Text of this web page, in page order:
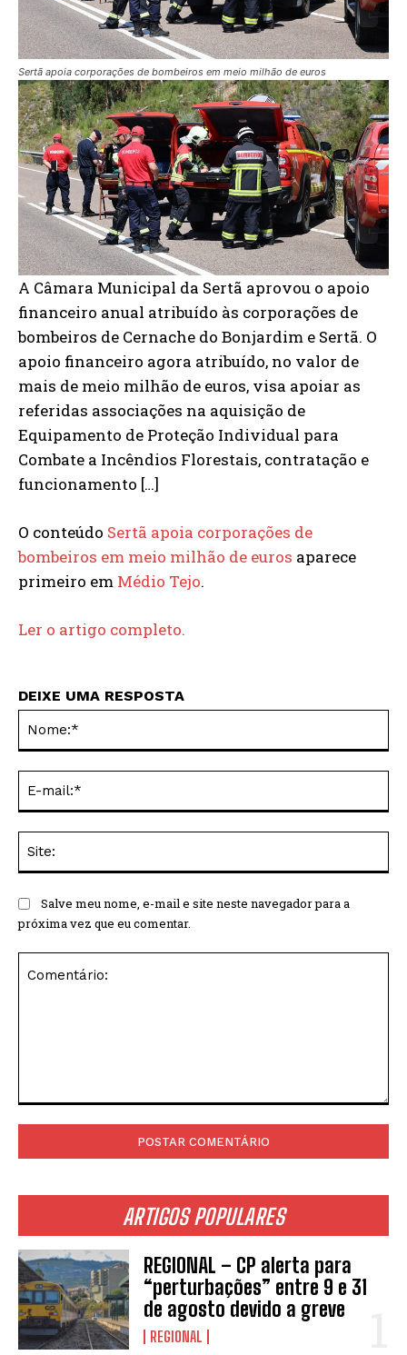
ARTIGOS POPULARES
REGIONAL – CP alerta para
“perturbações” entre 9 e 31
de agosto devido a greve
REGIONAL
Sertã apoia corporações de bombeiros em meio milhão de euros
A Câmara Municipal da Sertã aprovou o apoio
financeiro anual atribuído às corporações de
bombeiros de Cernache do Bonjardim e Sertã. O
apoio financeiro agora atribuído, no valor de
mais de meio milhão de euros, visa apoiar as
referidas associações na aquisição de
Equipamento de Proteção Individual para
Combate a Incêndios Florestais, contratação e
funcionamento […]
O conteúdo Sertã apoia corporações de
bombeiros em meio milhão de euros aparece
primeiro em Médio Tejo.
Ler o artigo completo.
DEIXE UMA RESPOSTA
Salve meu nome, e-mail e site neste navegador para a
próxima vez que eu comentar.